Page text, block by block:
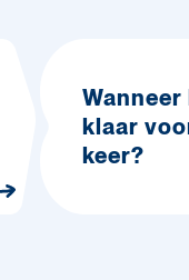
Wanneer
klaar
keer?